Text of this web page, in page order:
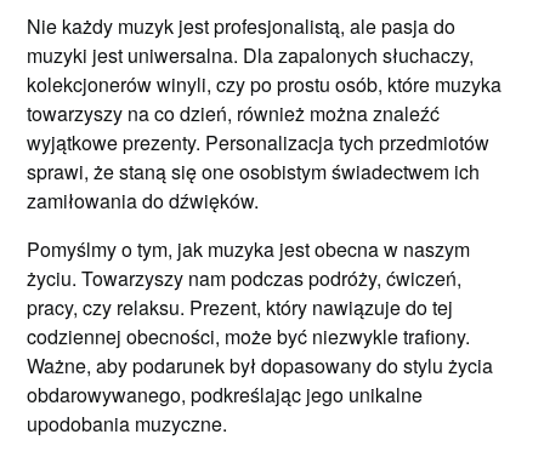
Nie każdy muzyk jest profesjonalistą, ale pasja do
muzyki jest uniwersalna. Dla zapalonych słuchaczy,
kolekcjonerów winyli, czy po prostu osób, które muzyka
towarzyszy na co dzień, również można znaleźć
wyjątkowe prezenty. Personalizacja tych przedmiotów
sprawi, że staną się one osobistym świadectwem ich
zamiłowania do dźwięków.
Pomyślmy o tym, jak muzyka jest obecna w naszym
życiu. Towarzyszy nam podczas podróży, ćwiczeń,
pracy, czy relaksu. Prezent, który nawiązuje do tej
codziennej obecności, może być niezwykle trafiony.
Ważne, aby podarunek był dopasowany do stylu życia
obdarowywanego, podkreślając jego unikalne
upodobania muzyczne.